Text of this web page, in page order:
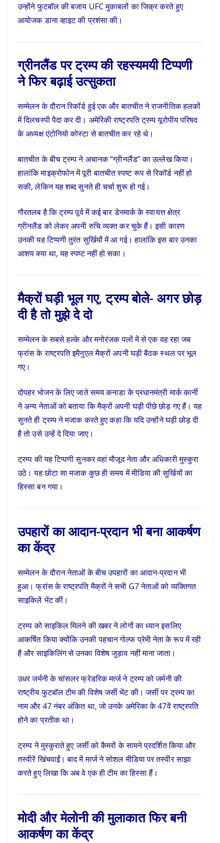
उन्होंने फुटबॉल की बजाय UFC मुकाबलों का जिक्र करते हुए
आयोजक डाना व्हाइट की प्रशंसा की।
ग्रीनलैंड पर ट्रम्प की रहस्यमयी टिप्पणी
ने फिर बढ़ाई उत्सुकता
सम्मेलन के दौरान रिकॉर्ड हुई एक और बातचीत ने राजनीतिक हलकों
में दिलचस्पी पैदा कर दी। अमेरिकी राष्ट्रपति ट्रम्प यूरोपीय परिषद
के अध्यक्ष एंटोनियो कोस्टा से बातचीत कर रहे थे।
बातचीत के बीच ट्रम्प ने अचानक “ग्रीनलैंड” का उल्लेख किया।
हालांकि माइक्रोफोन में पूरी बातचीत स्पष्ट रूप से रिकॉर्ड नहीं हो
सकी, लेकिन यह शब्द सुनते ही चर्चा शुरू हो गई।
गौरतलब है कि ट्रम्प पूर्व में कई बार डेनमार्क के स्वायत्त क्षेत्र
ग्रीनलैंड को लेकर अपनी रुचि व्यक्त कर चुके हैं। इसी कारण
उनकी यह टिप्पणी तुरंत सुर्खियों में आ गई। हालांकि इस बार उनका
आशय क्या था, यह स्पष्ट नहीं हो सका।
मैक्रों घड़ी भूल गए, ट्रम्प बोले- अगर छोड़
दी है तो मुझे दे दो
सम्मेलन के सबसे हल्के और मनोरंजक पलों में से एक वह रहा जब
फ्रांस के राष्ट्रपति इमैनुएल मैक्रों अपनी घड़ी बैठक स्थल पर भूल
गए।
दोपहर भोजन के लिए जाते समय कनाडा के प्रधानमंत्री मार्क कार्नी
ने अन्य नेताओं को बताया कि मैक्रों अपनी घड़ी पीछे छोड़ गए हैं। यह
सुनते ही ट्रम्प ने मजाक करते हुए कहा कि यदि उन्होंने घड़ी छोड़ दी
है तो उसे उन्हें दे दिया जाए।
ट्रम्प की यह टिप्पणी सुनकर वहां मौजूद नेता और अधिकारी मुस्कुरा
उठे। यह छोटा सा मजाक कुछ ही समय में मीडिया की सुर्खियों का
हिस्सा बन गया।
उपहारों का आदान-प्रदान भी बना आकर्षण
का केंद्र
सम्मेलन के दौरान नेताओं के बीच उपहारों का आदान-प्रदान भी
हुआ। फ्रांस के राष्ट्रपति मैक्रों ने सभी G7 नेताओं को व्यक्तिगत
साइकिलें भेंट कीं।
ट्रम्प को साइकिल मिलने की खबर ने लोगों का ध्यान इसलिए
आकर्षित किया क्योंकि उनकी पहचान गोल्फ प्रेमी नेता के रूप में रही
है और साइकिलिंग से उनका विशेष जुड़ाव नहीं माना जाता।
उधर जर्मनी के चांसलर फ्रेडरिक मर्त्ज ने ट्रम्प को जर्मनी की
राष्ट्रीय फुटबॉल टीम की विशेष जर्सी भेंट की। जर्सी पर ट्रम्प का
नाम और 47 नंबर अंकित था, जो उनके अमेरिका के 47वें राष्ट्रपति
होने का प्रतीक था।
ट्रम्प ने मुस्कुराते हुए जर्सी को कैमरों के सामने प्रदर्शित किया और
तस्वीरें खिंचवाईं। बाद में मर्त्ज ने सोशल मीडिया पर तस्वीर साझा
करते हुए लिखा कि अब वे एक ही टीम का हिस्सा हैं।
मोदी और मेलोनी की मुलाकात फिर बनी
आकर्षण का केंद्र